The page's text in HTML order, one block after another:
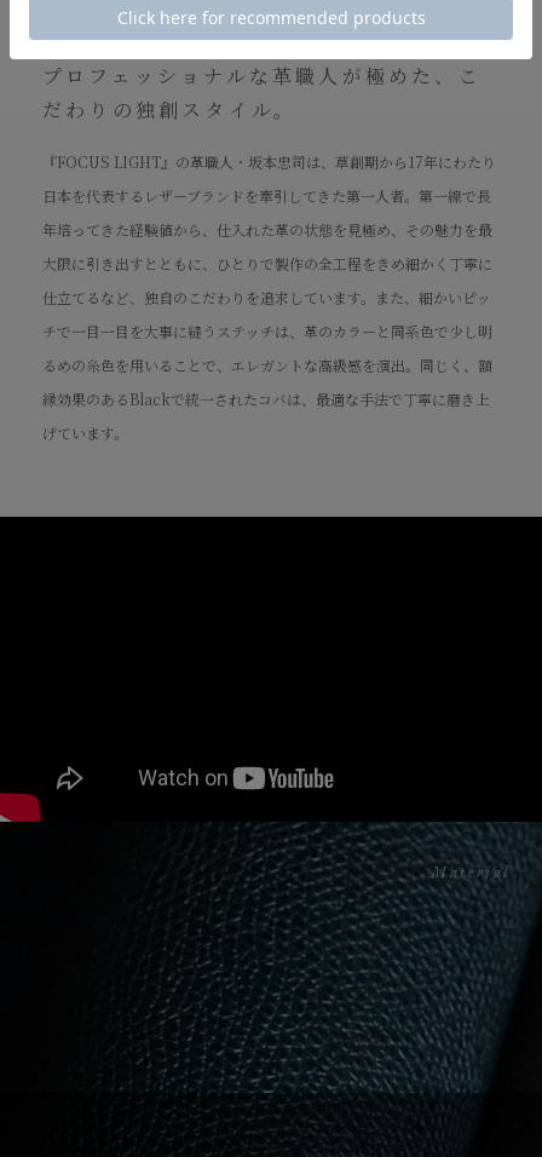
プロフェッショナルな革職人が極めた、こ
だわりの独創スタイル。
『FOCUS LIGHT』の革職人・坂本忠司は、草創期から17年にわたり
日本を代表するレザーブランドを牽引してきた第一人者。第一線で長
年培ってきた経験値から、仕入れた革の状態を見極め、その魅力を最
大限に引き出すとともに、ひとりで製作の全工程をきめ細かく丁寧に
仕立てるなど、独自のこだわりを追求しています。また、細かいピッ
チで一目一目を大事に縫うステッチは、革のカラーと同系色で少し明
るめの糸色を用いることで、エレガントな高級感を演出。同じく、額
縁効果のあるBlackで統一されたコバは、最適な手法で丁寧に磨き上
げています。
Material